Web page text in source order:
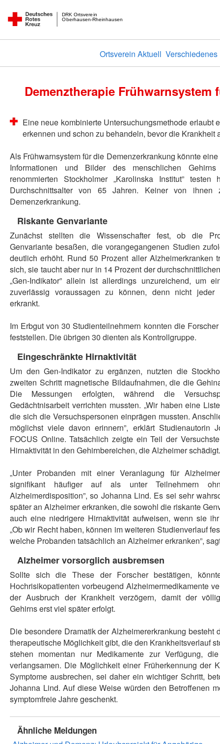
Oberhausen-Rheinhausen
DRK Ortsverein
Ortsverein Aktuell Verschiedenes
Demenztherapie Frühwarnsystem
Eine neue kombinierte Untersuchungsmethode erlaubt
erkennen und schon zu behandeln, bevor die Krankheit
Als Frühwarnsystem für die Demenzerkrankung könnte
Informationen und Bilder des menschlichen
renommierten Stockholmer „Karolinska Institut”
Durchschnittsalter von 65 Jahren. Keiner von ihnen
Demenzerkrankung.
Riskante Genvariante
Zunächst stellten die Wissenschafter fest, ob die
Genvariante besaßen, die vorangegangenen Studien
deutlich erhöht. Rund 50 Prozent aller Alzheimerkranken
sich, sie taucht aber nur in 14 Prozent der
„Gen-Indikator” allein ist allerdings unzureichend, um
zuverlässig voraussagen zu können, denn nicht jeder
erkrankt.
Im Erbgut von 30 Studienteilnehmern konnten die
feststellen. Die übrigen 30 dienten als Kontrollgruppe.
Eingeschränkte Hirnaktivität
Um den Gen-Indikator zu ergänzen, nutzten die
zweiten Schritt magnetische Bildaufnahmen, die die
Die Messungen erfolgten, während die
Gedächtnisarbeit verrichten mussten. „Wir haben eine
die sich die Versuchspersonen einprägen mussten.
möglichst viele davon erinnern”, erklärt Studienautorin
FOCUS Online. Tatsächlich zeigte ein Teil der
Hirnaktivität in den Gehirnbereichen, die Alzheimer schädigt.
„Unter Probanden mit einer Veranlagung für
signifikant häufiger auf als unter Teilnehmern
Alzheimerdisposition”, so Johanna Lind. Es sei sehr
später an Alzheimer erkranken, die sowohl die riskante
auch eine niedrigere Hirnaktivität aufweisen, wenn sie
„Ob wir Recht haben, können im weiteren Studienverlauf
welche Probanden tatsächlich an Alzheimer erkranken”,
Alzheimer vorsorglich ausbremsen
Sollte sich die These der Forscher bestätigen,
Hochrisikopatienten vorbeugend Alzheimermedikamente
der Ausbruch der Krankheit verzögern, damit der
Gehirns erst viel später erfolgt.
Die besondere Dramatik der Alzheimererkrankung besteht
therapeutische Möglichkeit gibt, die den Krankheitsverlauf
stehen momentan nur Medikamente zur Verfügung,
verlangsamen. Die Möglichkeit einer Früherkennung der
Symptome ausbrechen, sei daher ein wichtiger Schritt,
Johanna Lind. Auf diese Weise würden den Betroffenen
symptomfreie Jahre geschenkt.
Ähnliche Meldungen